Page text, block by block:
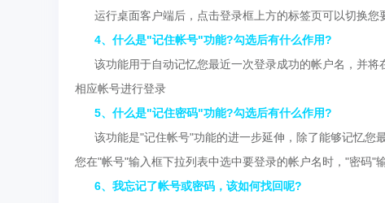
运行桌面客户端后，点击登录框上方的标签页可以切换您
4、什么是"记住帐号"功能?勾选后有什么作用?
该功能用于自动记忆您最近一次登录成功的帐户名，并将
相应帐号进行登录
5、什么是"记住密码"功能?勾选后有什么作用?
该功能是"记住帐号"功能的进一步延伸，除了能够记忆您
您在"帐号"输入框下拉列表中选中要登录的帐户名时，"密码"
6、我忘记了帐号或密码，该如何找回呢?